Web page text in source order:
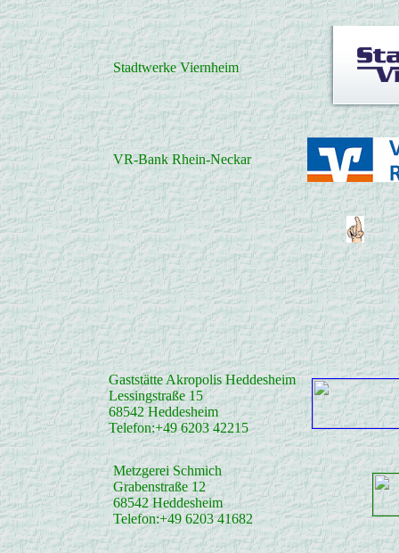
Stadtwerke Viernheim
VR-Bank Rhein-Neckar
Gaststätte Akropolis Heddesheim
Lessingstraße 15
68542 Heddesheim
Telefon:+49 6203 42215
Metzgerei Schmich
Grabenstraße 12
68542 Heddesheim
Telefon:+49 6203 41682